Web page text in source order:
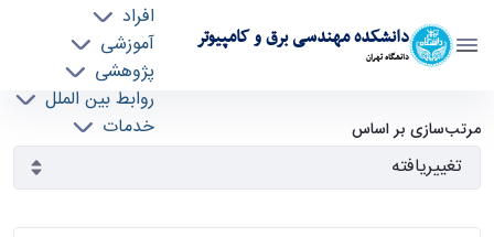
دانشکده مهندسی برق و کامپیوتر
دانشگاه تهران
افراد
آموزشی
پژوهشی
روابط بین الملل
خدمات
آرشیو اطلاعیه ها - ece- دانشکده مهندسی برق و
کامپیوتر
مرتب‌سازی بر اساس